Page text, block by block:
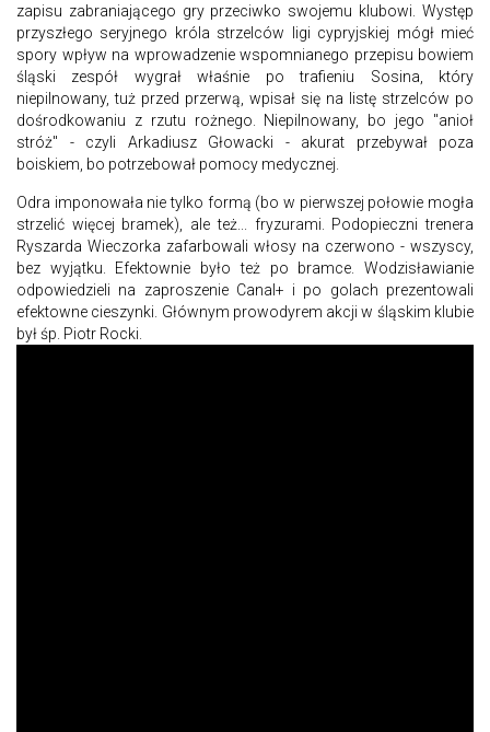
zapisu zabraniającego gry przeciwko swojemu klubowi. Występ
przyszłego seryjnego króla strzelców ligi cypryjskiej mógł mieć
spory wpływ na wprowadzenie wspomnianego przepisu bowiem
śląski zespół wygrał właśnie po trafieniu Sosina, który
niepilnowany, tuż przed przerwą, wpisał się na listę strzelców po
dośrodkowaniu z rzutu rożnego. Niepilnowany, bo jego "anioł
stróż" - czyli Arkadiusz Głowacki - akurat przebywał poza
boiskiem, bo potrzebował pomocy medycznej.
Odra imponowała nie tylko formą (bo w pierwszej połowie mogła
strzelić więcej bramek), ale też... fryzurami. Podopieczni trenera
Ryszarda Wieczorka zafarbowali włosy na czerwono - wszyscy,
bez wyjątku. Efektownie było też po bramce. Wodzisławianie
odpowiedzieli na zaproszenie Canal+ i po golach prezentowali
efektowne cieszynki. Głównym prowodyrem akcji w śląskim klubie
był śp. Piotr Rocki.